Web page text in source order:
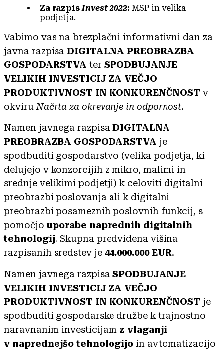
Za razpis Invest 2022: MSP in velika
podjetja.
Vabimo vas na brezplačni informativni dan za
javna razpisa DIGITALNA PREOBRAZBA
GOSPODARSTVA ter SPODBUJANJE
VELIKIH INVESTICIJ ZA VEČJO
PRODUKTIVNOST IN KONKURENČNOST v
okviru Načrta za okrevanje in odpornost.
Namen javnega razpisa DIGITALNA
PREOBRAZBA GOSPODARSTVA je
spodbuditi gospodarstvo (velika podjetja, ki
delujejo v konzorcijih z mikro, malimi in
srednje velikimi podjetji) k celoviti digitalni
preobrazbi poslovanja ali k digitalni
preobrazbi posameznih poslovnih funkcij, s
pomočjo uporabe naprednih digitalnih
tehnologij. Skupna predvidena višina
razpisanih sredstev je 44.000.000 EUR.
Namen javnega razpisa SPODBUJANJE
VELIKIH INVESTICIJ ZA VEČJO
PRODUKTIVNOST IN KONKURENČNOST je
spodbuditi gospodarske družbe k trajnostno
naravnanim investicijam z vlaganji
v naprednejšo tehnologijo in avtomatizacijo